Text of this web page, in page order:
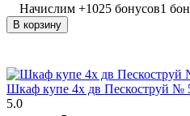
Начислим +1025 бонусов1
В корзину
Шкаф купе 4х дв Пескоструй №
5.0